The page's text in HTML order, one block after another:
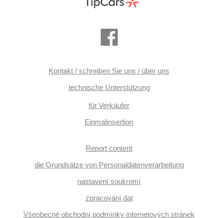
Kontakt / schreiben Sie uns / über uns
technische Unterstützung
für Verkäufer
Einmalinsertion
Report content
die Grundsätze von Personaldatenverarbeitung
nastavení soukromí
zpracování dat
Všeobecné obchodní podmínky internetových stránek